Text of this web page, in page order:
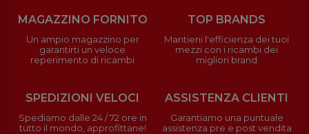
MAGAZZINO FORNITO
Un ampio magazzino per
garantirti un veloce
reperimento di ricambi
TOP BRANDS
Mantieni l'efficienza dei tuoi
mezzi con i ricambi dei
migliori brand
SPEDIZIONI VELOCI
Spediamo dalle 24 / 72 ore in
tutto il mondo, approfittane!
ASSISTENZA CLIENTI
Garantiamo una puntuale
assistenza pre e post vendita